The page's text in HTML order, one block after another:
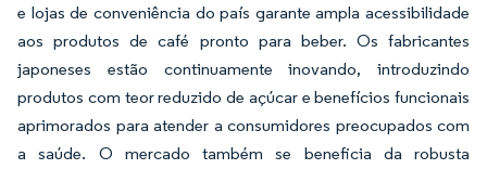
e lojas de conveniência do país garante ampla acessibilidade
aos produtos de café pronto para beber. Os fabricantes
japoneses estão continuamente inovando, introduzindo
produtos com teor reduzido de açúcar e benefícios funcionais
aprimorados para atender a consumidores preocupados com
a saúde. O mercado também se beneficia da robusta